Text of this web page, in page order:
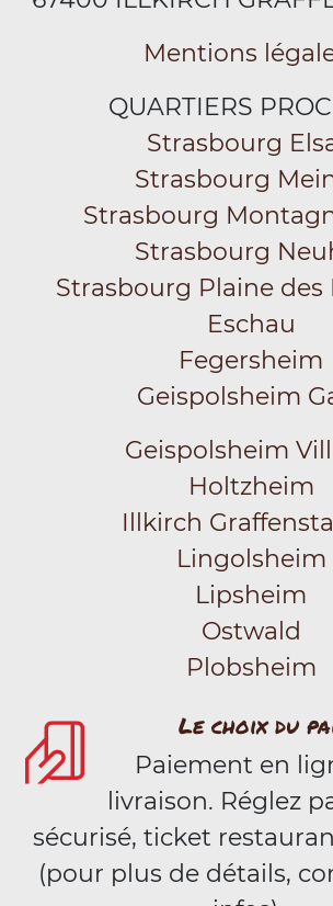
Mentions
QUARTIERS
Strasbourg
Strasbourg
Strasbourg
Strasbourg
Strasbourg Plaine des
Eschau
Fegersheim
Geispolsheim
Geispolsheim
Holtzheim
Illkirch
Lingolsheim
Lipsheim
Ostwald
Plobsheim
Le choix du
Paiement en
livraison. Réglez
sécurisé, ticket
(pour plus de détails,